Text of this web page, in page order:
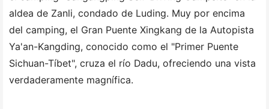
aldea de Zanli, condado de Luding. Muy por encima
del camping, el Gran Puente Xingkang de la Autopista
Ya'an-Kangding, conocido como el "Primer Puente
Sichuan-Tíbet", cruza el río Dadu, ofreciendo una vista
verdaderamente magnífica.